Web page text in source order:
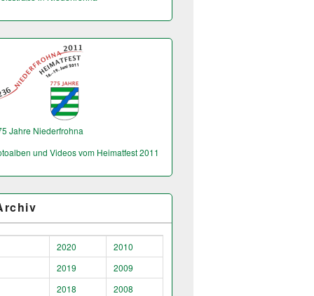
Jahre Niederfrohna
und Videos vom Heimatfest 2011
2020
2010
2019
2009
2018
2008